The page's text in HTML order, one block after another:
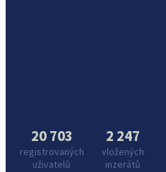
20 703
registrovaných
uživatelů
2 247
vložených
inzerátů